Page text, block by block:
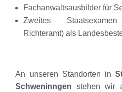
Fachanwaltsausbilder für
Zweites
Richteramt) als
An unseren Standorten in
Schweninngen stehen wir